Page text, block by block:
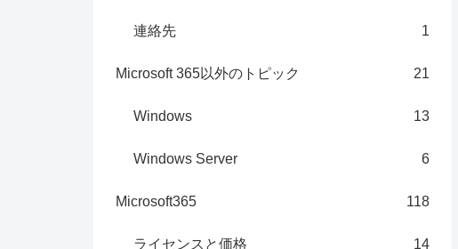
連絡先 1
Microsoft 365以外のトピック 21
Windows 13
Windows Server 6
Microsoft365 118
ライセンスと価格 14